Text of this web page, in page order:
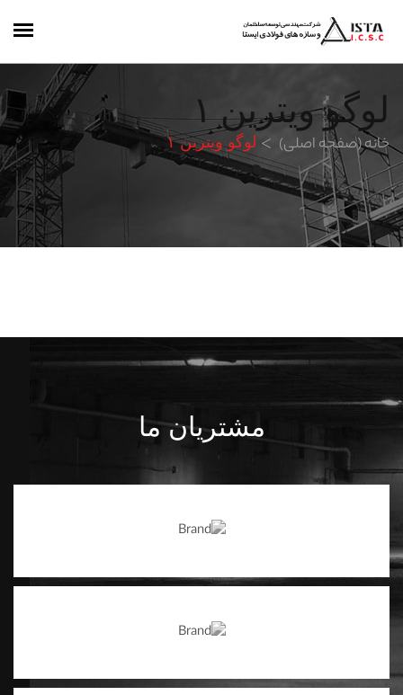
لوگو ویترین ۱
خانه (صفحه اصلی) لوگو ویترین ۱
مشتریان ما